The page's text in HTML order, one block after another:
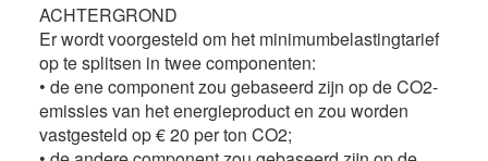
ACHTERGROND
Er wordt voorgesteld om het minimumbelastingtarief
op te splitsen in twee componenten:
• de ene component zou gebaseerd zijn op de CO2-
emissies van het energieproduct en zou worden
vastgesteld op € 20 per ton CO2;